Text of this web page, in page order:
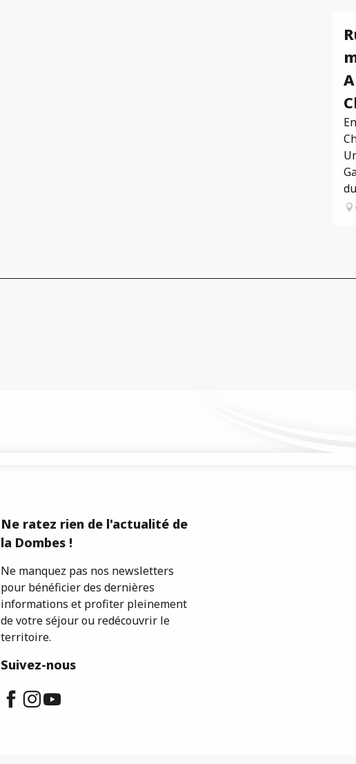
Ne ratez rien de l'actualité de
la Dombes !
Ne manquez pas nos newsletters
pour bénéficier des dernières
informations et profiter pleinement
de votre séjour ou redécouvrir le
territoire.
Suivez-nous